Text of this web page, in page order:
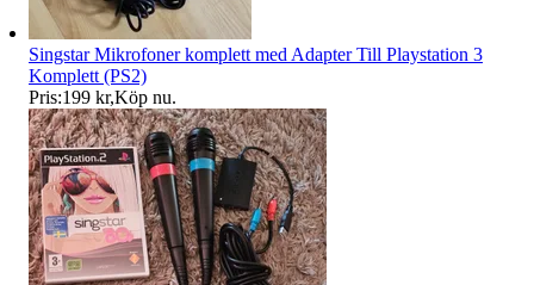
Singstar Mikrofoner komplett med Adapter Till Playstation 3
Komplett (PS2)
Pris:199 kr,Köp nu.